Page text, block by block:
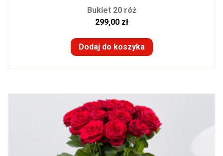
Bukiet 20 róż
299,00 zł
Dodaj do koszyka